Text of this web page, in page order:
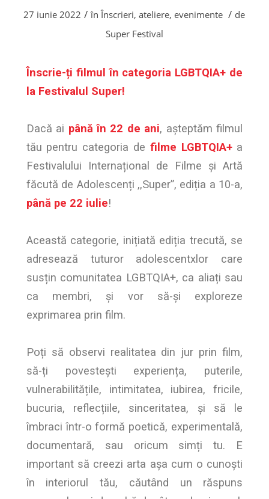
27 iunie 2022 / înÎnscrieri, ateliere, evenimente / de
Super Festival
Înscrie-ți filmul în categoria LGBTQIA+ de
la Festivalul Super!
Dacă ai până în 22 de ani, așteptăm filmul
tău pentru categoria de filme LGBTQIA+a
Festivalului Internațional de Filme și Artă
făcută de Adolescenți ,,Super”, ediția a 10-a,
până pe 22 iulie!
Această categorie, inițiată ediția trecută, se
adresează tuturor adolescentxlor care
susțin comunitatea LGBTQIA+, ca aliați sau
ca membri, și vor să-și exploreze
exprimarea prin film.
Poți să observi realitatea din jur prin film,
să-ți povestești experiența, puterile,
vulnerabilitățile, intimitatea, iubirea, fricile,
bucuria, reflecțiile, sinceritatea, și să le
îmbraci într-o formă poetică, experimentală,
documentară, sau oricum simți tu. E
important să creezi arta așa cum o cunoști
în interiorul tău, căutând un răspuns